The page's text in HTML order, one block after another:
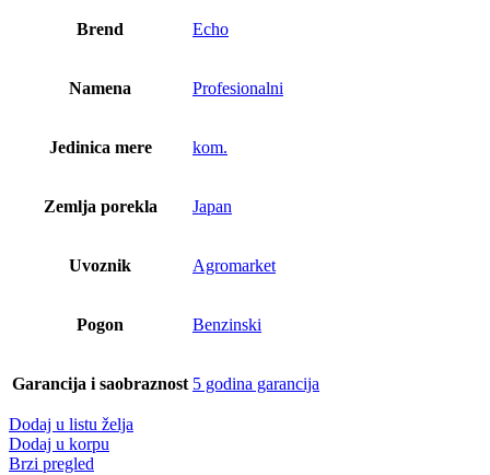
Brend Echo
Namena Profesionalni
Jedinica mere kom.
Zemlja porekla Japan
Uvoznik Agromarket
Pogon Benzinski
Garancija i saobraznost 5 godina garancija
Dodaj u listu želja
Dodaj u korpu
Brzi pregled